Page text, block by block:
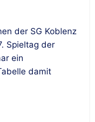
der SG Koblenz
Spieltag der
ein
damit